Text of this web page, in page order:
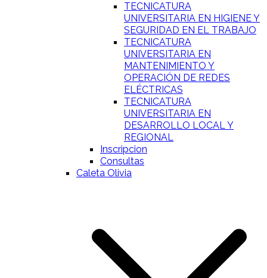
TECNICATURA
UNIVERSITARIA EN HIGIENE Y
SEGURIDAD EN EL TRABAJO
TECNICATURA
UNIVERSITARIA EN
MANTENIMIENTO Y
OPERACIÓN DE REDES
ELÉCTRICAS
TECNICATURA
UNIVERSITARIA EN
DESARROLLO LOCAL Y
REGIONAL
Inscripcion
Consultas
Caleta Olivia